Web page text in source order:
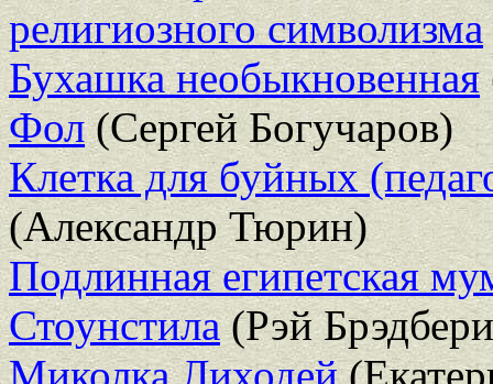
религиозного символизма
Бухашка необыкновенная
Фол(Сергей Богучаров)
Клетка для буйных
(Александр Тюрин)
Подлинная египетская
Стоунстила(Рэй
Миколка Лиходей